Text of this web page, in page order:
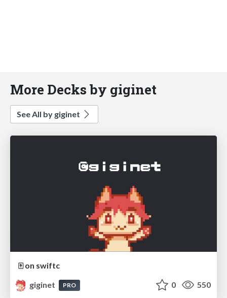
More Decks by giginet
See All by giginet
🀄️ on swiftc
giginet
PRO 0 550